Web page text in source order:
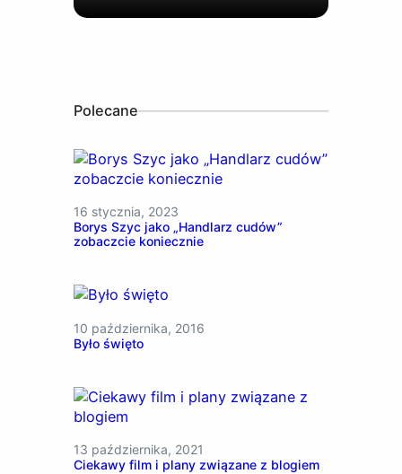
Polecane
16 stycznia, 2023
Borys Szyc jako „Handlarz cudów”
zobaczcie koniecznie
10 października, 2016
Było święto
13 października, 2021
Ciekawy film i plany związane z blogiem